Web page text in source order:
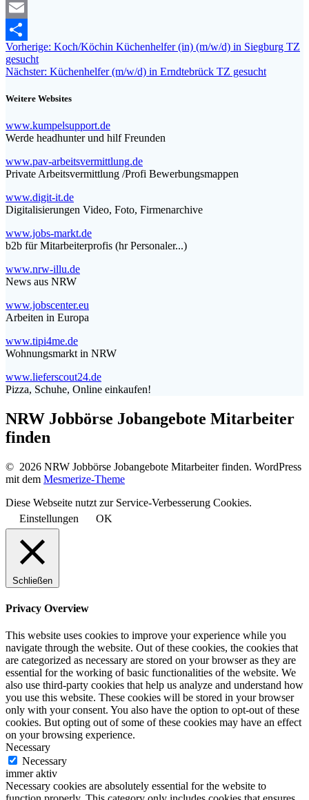
Mastodon
Email
Teilen
Beitragsnavigation
Vorherige: Vorheriger
Koch/Köchin Küchenhelfer (in) (m/w/d) in Siegburg TZ
gesucht
Nächster: Nächster
Küchenhelfer (m/w/d) in Erndtebrück TZ gesucht
Weitere Websites
www.kumpelsupport.de
Werde headhunter und hilf Freunden
www.pav-arbeitsvermittlung.de
Private Arbeitsvermittlung /Profi Bewerbungsmappen
www.digit-it.de
Digitalisierungen Video, Foto, Firmenarchive
www.jobs-markt.de
b2b für Mitarbeiterprofis (hr Personaler...)
www.nrw-illu.de
News aus NRW
www.jobscenter.eu
Arbeiten in Europa
www.tipi4me.de
Wohnungsmarkt in NRW
www.lieferscout24.de
Pizza, Schuhe, Online einkaufen!
NRW Jobbörse Jobangebote Mitarbeiter
finden
© 2026 NRW Jobbörse Jobangebote Mitarbeiter finden. WordPress
mit dem Mesmerize-Theme
Diese Webseite nutzt zur Service-Verbesserung Cookies.
Einstellungen
OK
Schließen
Privacy Overview
This website uses cookies to improve your experience while you
navigate through the website. Out of these cookies, the cookies that
are categorized as necessary are stored on your browser as they are
essential for the working of basic functionalities of the website. We
also use third-party cookies that help us analyze and understand how
you use this website. These cookies will be stored in your browser
only with your consent. You also have the option to opt-out of these
cookies. But opting out of some of these cookies may have an effect
on your browsing experience.
Necessary
Necessary
immer aktiv
Necessary cookies are absolutely essential for the website to